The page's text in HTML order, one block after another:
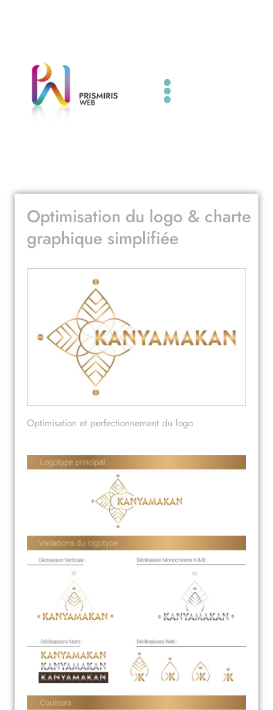
Optimisation du logo & charte
graphique simplifiée
Optimisation et perfectionnement du logo